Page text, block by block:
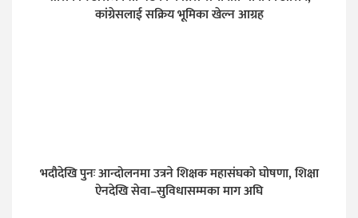
कांग्रेसलाई सक्रिय भूमिका खेल्न आग्रह
भदौदेखि पुनः आन्दोलनमा उत्रने शिक्षक महासंघको घोषणा, शिक्षा
ऐनदेखि सेवा–सुविधासम्मका माग अघि